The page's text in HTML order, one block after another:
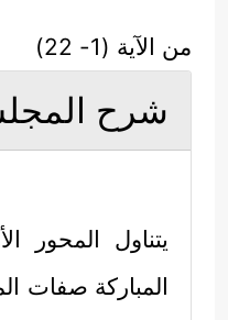
من الآية (1- 22)
شرح
يتناول المحور
المباركة صفات